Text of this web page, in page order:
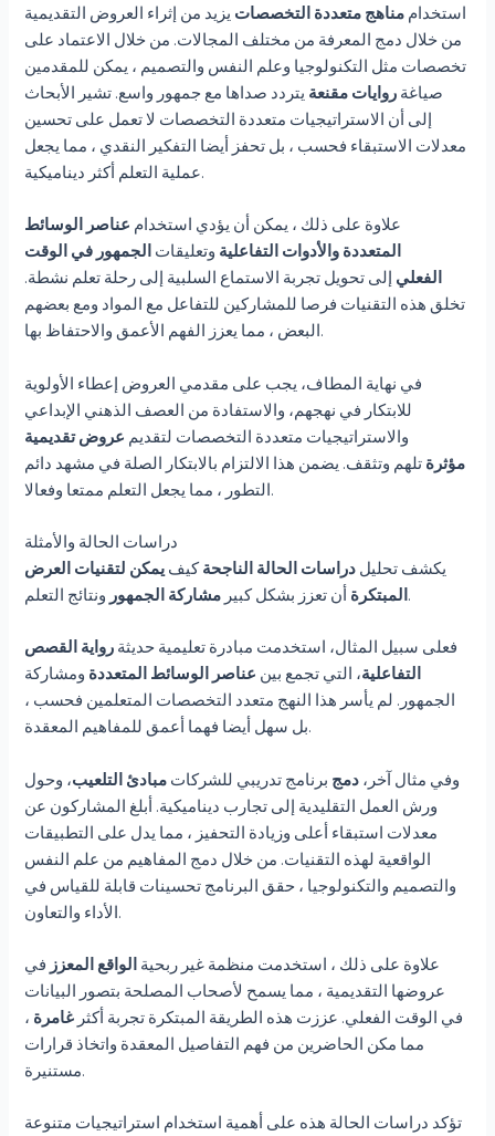
استخدام مناهج متعددة التخصصات يزيد من إثراء العروض التقديمية
من خلال دمج المعرفة من مختلف المجالات. من خلال الاعتماد على
تخصصات مثل التكنولوجيا وعلم النفس والتصميم ، يمكن للمقدمين
صياغة روايات مقنعة يتردد صداها مع جمهور واسع. تشير الأبحاث
إلى أن الاستراتيجيات متعددة التخصصات لا تعمل على تحسين
معدلات الاستبقاء فحسب ، بل تحفز أيضا التفكير النقدي ، مما يجعل
عملية التعلم أكثر ديناميكية.
علاوة على ذلك ، يمكن أن يؤدي استخدام عناصر الوسائط
المتعددة والأدوات التفاعلية وتعليقات الجمهور في الوقت
الفعلي إلى تحويل تجربة الاستماع السلبية إلى رحلة تعلم نشطة.
تخلق هذه التقنيات فرصا للمشاركين للتفاعل مع المواد ومع بعضهم
البعض ، مما يعزز الفهم الأعمق والاحتفاظ بها.
في نهاية المطاف، يجب على مقدمي العروض إعطاء الأولوية
للابتكار في نهجهم، والاستفادة من العصف الذهني الإبداعي
والاستراتيجيات متعددة التخصصات لتقديم عروض تقديمية
مؤثرة تلهم وتثقف. يضمن هذا الالتزام بالابتكار الصلة في مشهد دائم
التطور ، مما يجعل التعلم ممتعا وفعالا.
دراسات الحالة والأمثلة
يكشف تحليل دراسات الحالة الناجحةكيف يمكن لتقنيات العرض
المبتكرة أن تعزز بشكل كبير مشاركة الجمهور ونتائج التعلم.
فعلى سبيل المثال، استخدمت مبادرة تعليمية حديثة رواية القصص
التفاعلية، التي تجمع بين عناصر الوسائط المتعددة ومشاركة
الجمهور. لم يأسر هذا النهج متعدد التخصصات المتعلمين فحسب ،
بل سهل أيضا فهما أعمق للمفاهيم المعقدة.
وفي مثال آخر، دمج برنامج تدريبي للشركات مبادئ التلعيب، وحول
ورش العمل التقليدية إلى تجارب ديناميكية. أبلغ المشاركون عن
معدلات استبقاء أعلى وزيادة التحفيز ، مما يدل على التطبيقات
الواقعية لهذه التقنيات. من خلال دمج المفاهيم من علم النفس
والتصميم والتكنولوجيا ، حقق البرنامج تحسينات قابلة للقياس في
الأداء والتعاون.
علاوة على ذلك ، استخدمت منظمة غير ربحية الواقع المعزز في
عروضها التقديمية ، مما يسمح لأصحاب المصلحة بتصور البيانات
في الوقت الفعلي. عززت هذه الطريقة المبتكرة تجربة أكثر غامرة ،
مما مكن الحاضرين من فهم التفاصيل المعقدة واتخاذ قرارات
مستنيرة.
تؤكد دراسات الحالة هذه على أهمية استخدام استراتيجيات متنوعة